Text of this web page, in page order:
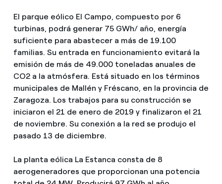
El parque eólico El Campo, compuesto por 6
turbinas, podrá generar 75 GWh/ año, energía
suficiente para abastecer a más de 19.100
familias. Su entrada en funcionamiento evitará la
emisión de más de 49.000 toneladas anuales de
CO2 a la atmósfera. Está situado en los términos
municipales de Mallén y Fréscano, en la provincia de
Zaragoza. Los trabajos para su construcción se
iniciaron el 21 de enero de 2019 y finalizaron el 21
de noviembre. Su conexión a la red se produjo el
pasado 13 de diciembre.
La planta eólica La Estanca consta de 8
aerogeneradores que proporcionan una potencia